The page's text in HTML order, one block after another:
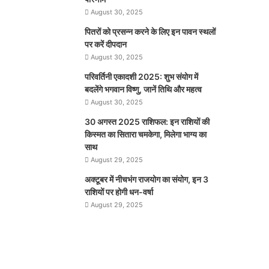
August 30, 2025
पितरों को प्रसन्न करने के लिए इन पावन स्थलों
पर करें दीपदान
August 30, 2025
परिवर्तिनी एकादशी 2025: शुभ संयोग में
बदलेंगे भगवान विष्णु, जानें तिथि और महत्व
August 30, 2025
30 अगस्त 2025 राशिफल: इन राशियों की
किस्मत का सितारा चमकेगा, मिलेगा भाग्य का
साथ
August 29, 2025
अक्टूबर में नीचभंग राजयोग का संयोग, इन 3
राशियों पर होगी धन-वर्षा
August 29, 2025